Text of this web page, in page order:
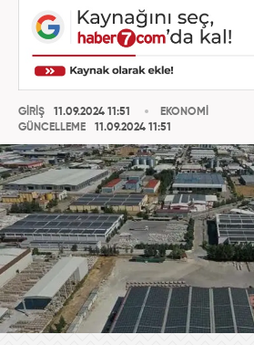
GİRİŞ
11.09.2024 11:51
GÜNCELLEME
11.09.2024 11:51
EKONOMİ